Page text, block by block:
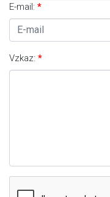
E-mail:
Vzkaz: